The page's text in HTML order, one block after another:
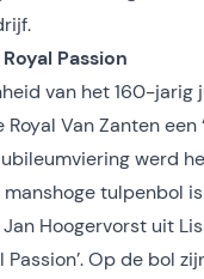
Passion
van het 160-jarig
Van Zanten een
werd
manshoge tulpenbol
Hoogervorst uit
Passion’. Op de bol